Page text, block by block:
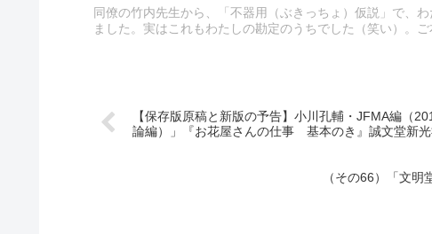
同僚の竹内先生から、「不器用（ぶきっちょ）仮説」で、
ました。実はこれもわたしの勘定のうちでした（笑い）。
【保存版原稿と新版の予告】小川孔輔・JFMA編（
論編）」『お花屋さんの仕事 基本のき』誠文堂新
（その66）「文